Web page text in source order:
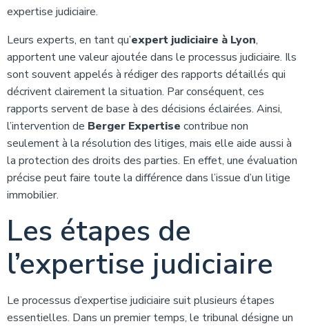
expertise judiciaire.
Leurs experts, en tant qu’expert judiciaire à Lyon,
apportent une valeur ajoutée dans le processus judiciaire. Ils
sont souvent appelés à rédiger des rapports détaillés qui
décrivent clairement la situation. Par conséquent, ces
rapports servent de base à des décisions éclairées. Ainsi,
l’intervention de Berger Expertise contribue non
seulement à la résolution des litiges, mais elle aide aussi à
la protection des droits des parties. En effet, une évaluation
précise peut faire toute la différence dans l’issue d’un litige
immobilier.
Les étapes de
l’expertise judiciaire
Le processus d’expertise judiciaire suit plusieurs étapes
essentielles. Dans un premier temps, le tribunal désigne un